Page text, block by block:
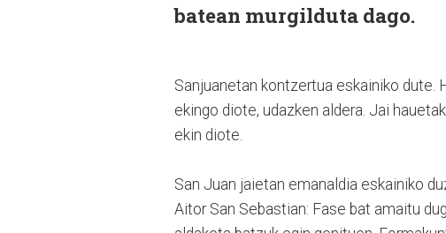
batean murgilduta dago.
Sanjuanetan kontzertua eskainiko dute.
ekingo diote, udazken aldera. Jai
ekin diote.
San Juan jaietan emanaldia eskainiko
Aitor San Sebastian: Fase bat amaitu